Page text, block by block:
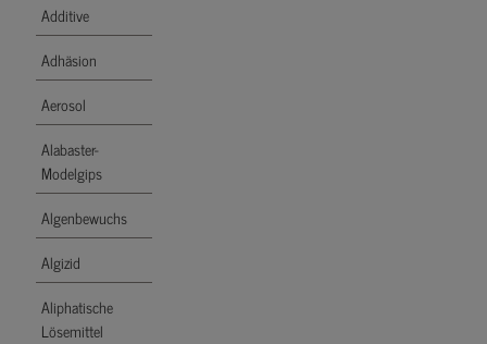
Additive
Adhäsion
Aerosol
Alabaster-
Modelgips
Algenbewuchs
Algizid
Aliphatische
Lösemittel